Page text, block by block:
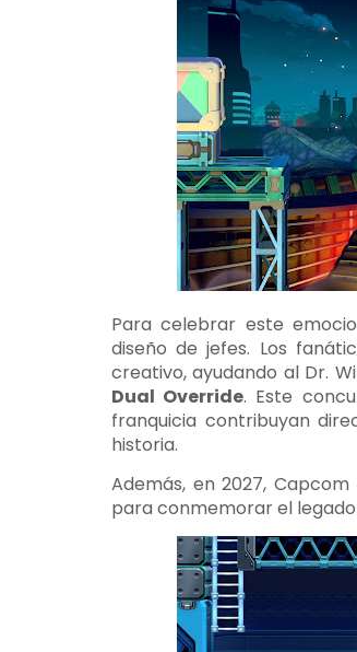
Para celebrar este
diseño de jefes. Los
creativo, ayudando al Dr.
Dual Override. Este
franquicia contribuyan
historia.
Además, en 2027,
para conmemorar el legado